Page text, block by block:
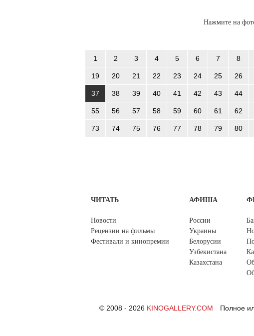
Нажмите на
1 2 3 4 5 6 7 8
19 20 21 22 23 24 25 26
37 38 39 40 41 42 43 44
55 56 57 58 59 60 61 62
73 74 75 76 77 78 79 80
ЧИТАТЬ
Новости
Рецензии на фильмы
Фестивали и кинопремии
АФИША
России
Украины
Белорусии
Узбекистана
Казахстана
© 2008 - 2026 KINOGALLERY.COM
Полное